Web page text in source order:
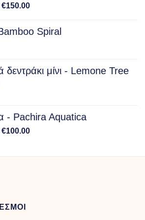
€150.00Price
€15.00
through
Spiral
δεντράκι μίνι - Lemone Tree
- Pachira Aquatica
€100.00Price